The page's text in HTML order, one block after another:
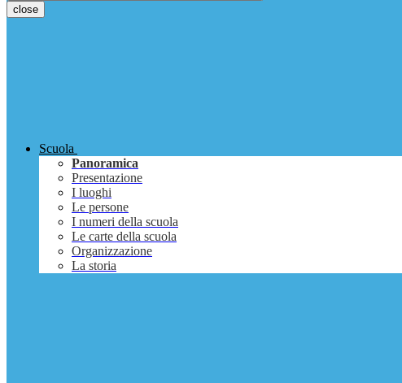
close
Scuola
Panoramica
Presentazione
I luoghi
Le persone
I numeri della scuola
Le carte della scuola
Organizzazione
La storia